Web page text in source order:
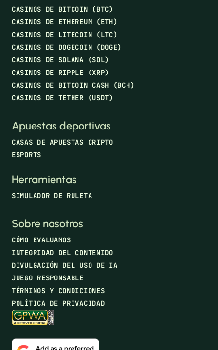
CASINOS DE BITCOIN (BTC)
CASINOS DE ETHEREUM (ETH)
CASINOS DE LITECOIN (LTC)
CASINOS DE DOGECOIN (DOGE)
CASINOS DE SOLANA (SOL)
CASINOS DE RIPPLE (XRP)
CASINOS DE BITCOIN CASH (BCH)
CASINOS DE TETHER (USDT)
Apuestas deportivas
CASAS DE APUESTAS CRIPTO
ESPORTS
Herramientas
SIMULADOR DE RULETA
Sobre nosotros
CÓMO EVALUAMOS
INTEGRIDAD DEL CONTENIDO
DIVULGACIÓN DEL USO DE IA
JUEGO RESPONSABLE
TÉRMINOS Y CONDICIONES
POLÍTICA DE PRIVACIDAD